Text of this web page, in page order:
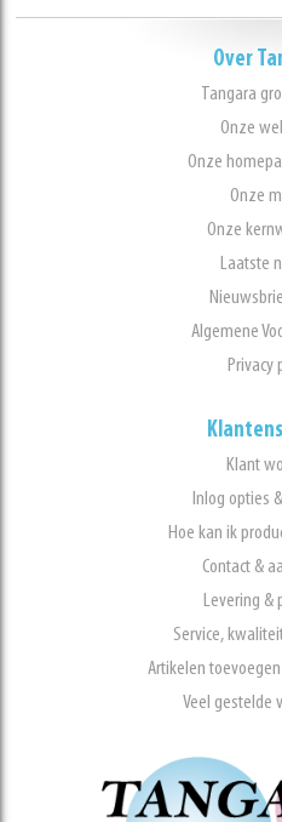
Over
Tangara
Onze
Onze
Onze
Onze
Laatste
Algemene
Privacy
Klant
Inlog opties
Hoe kan ik
Contact &
Levering &
Service,
Artikelen
Veel gestelde